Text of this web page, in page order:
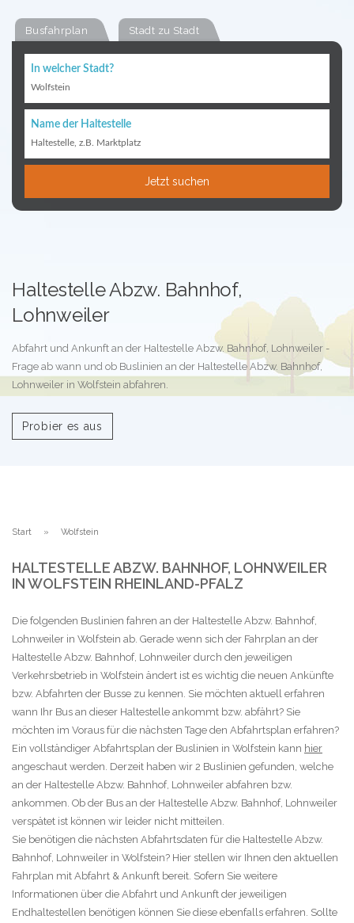
Busfahrplan Stadt zu Stadt
In welcher Stadt?
Wolfstein
Name der Haltestelle
Haltestelle, z.B. Marktplatz
Jetzt suchen
Haltestelle Abzw. Bahnhof,
Lohnweiler
Abfahrt und Ankunft an der Haltestelle Abzw. Bahnhof, Lohnweiler -
Frage ab wann und ob Buslinien an der Haltestelle Abzw. Bahnhof,
Lohnweiler in Wolfstein abfahren.
Probier es aus
Start Wolfstein
HALTESTELLE ABZW. BAHNHOF, LOHNWEILER
IN WOLFSTEIN RHEINLAND-PFALZ
Die folgenden Buslinien fahren an der Haltestelle Abzw. Bahnhof,
Lohnweiler in Wolfstein ab. Gerade wenn sich der Fahrplan an der
Haltestelle Abzw. Bahnhof, Lohnweiler durch den jeweiligen
Verkehrsbetrieb in Wolfstein ändert ist es wichtig die neuen Ankünfte
bzw. Abfahrten der Busse zu kennen. Sie möchten aktuell erfahren
wann Ihr Bus an dieser Haltestelle ankommt bzw. abfährt? Sie
möchten im Voraus für die nächsten Tage den Abfahrtsplan erfahren?
Ein vollständiger Abfahrtsplan der Buslinien in Wolfstein kann hier
angeschaut werden. Derzeit haben wir 2 Buslinien gefunden, welche
an der Haltestelle Abzw. Bahnhof, Lohnweiler abfahren bzw.
ankommen. Ob der Bus an der Haltestelle Abzw. Bahnhof, Lohnweiler
verspätet ist können wir leider nicht mitteilen.
Sie benötigen die nächsten Abfahrtsdaten für die Haltestelle Abzw.
Bahnhof, Lohnweiler in Wolfstein? Hier stellen wir Ihnen den aktuellen
Fahrplan mit Abfahrt & Ankunft bereit. Sofern Sie weitere
Informationen über die Abfahrt und Ankunft der jeweiligen
Endhaltestellen benötigen können Sie diese ebenfalls erfahren. Sollte